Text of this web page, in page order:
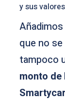
y sus
que no
tampoco
monto